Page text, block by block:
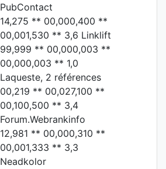
PubContact
14,275 ** 00,000,400 **
00,001,530 ** 3,6 Linklift
99,999 ** 00,000,003 **
00,000,003 ** 1,0
Laqueste, 2 références
00,219 ** 00,027,100 **
00,100,500 ** 3,4
Forum.Webrankinfo
12,981 ** 00,000,310 **
00,001,333 ** 3,3
Neadkolor